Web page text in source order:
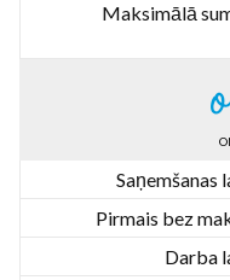
Maksimālā
Saņemšanas
Pirmais bez
Darba